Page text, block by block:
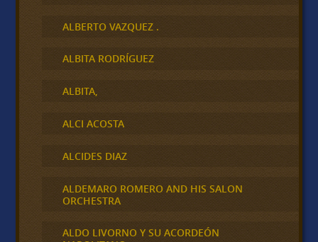
ALBERTO VAZQUEZ .
ALBITA RODRÍGUEZ
ALBITA,
ALCI ACOSTA
ALCIDES DIAZ
ALDEMARO ROMERO AND HIS SALON
ORCHESTRA
ALDO LIVORNO Y SU ACORDEÓN